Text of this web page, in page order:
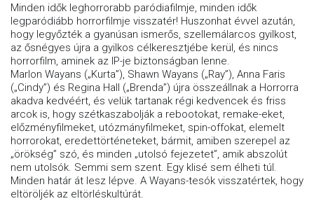
Minden idők leghorrorabb paródiafilmje, minden idők
legparódiább horrorfilmje visszatér! Huszonhat évvel azután,
hogy legyőzték a gyanúsan ismerős, szellemálarcos gyilkost,
az ősnégyes újra a gyilkos célkeresztjébe kerül, és nincs
horrorfilm, aminek az IP-je biztonságban lenne.
Marlon Wayans („Kurta”), Shawn Wayans („Ray”), Anna Faris
(„Cindy”) és Regina Hall („Brenda”) újra összeállnak a Horrorra
akadva kedvéért, és velük tartanak régi kedvencek és friss
arcok is, hogy szétkaszabolják a rebootokat, remake-eket,
előzményfilmeket, utózmányfilmeket, spin-offokat, elemelt
horrorokat, eredettörténeteket, bármit, amiben szerepel az
„örökség” szó, és minden „utolsó fejezetet”, amik abszolút
nem utolsók. Semmi sem szent. Egy klisé sem élheti túl.
Minden határ át lesz lépve. A Wayans-tesók visszatértek, hogy
eltöröljék az eltörléskultúrát.